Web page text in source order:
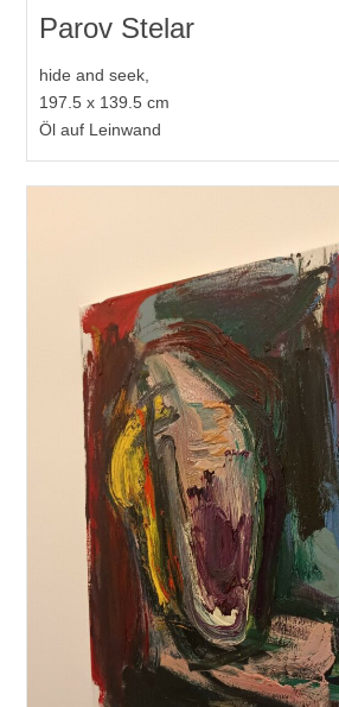
Parov Stelar
hide and seek,
197.5 x 139.5 cm
Öl auf Leinwand